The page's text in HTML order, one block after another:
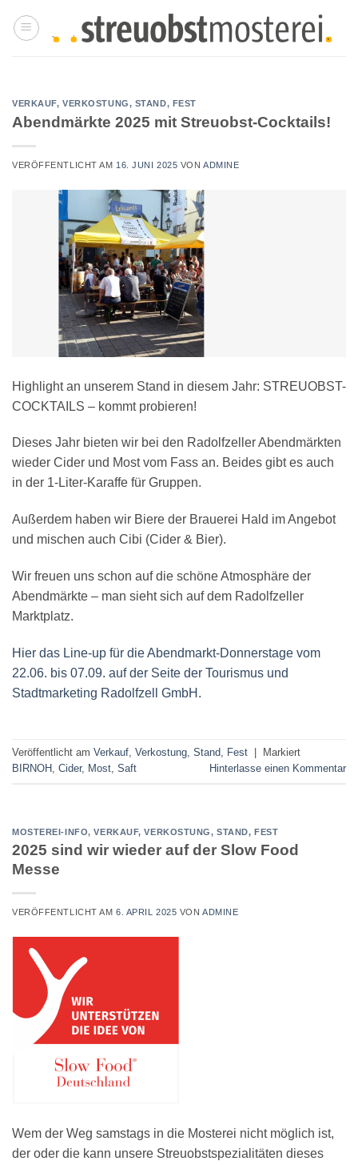
Inhalt
VERKAUF, VERKOSTUNG, STAND, FEST
Abendmärkte 2025 mit Streuobst-Cocktails!
VERÖFFENTLICHT AM 16. JUNI 2025 VONADMINE
Highlight an unserem Stand in diesem Jahr: STREUOBST-
COCKTAILS – kommt probieren!
Dieses Jahr bieten wir bei den Radolfzeller Abendmärkten
wieder Cider und Most vom Fass an. Beides gibt es auch
in der 1-Liter-Karaffe für Gruppen.
Außerdem haben wir Biere der Brauerei Hald im Angebot
und mischen auch Cibi (Cider & Bier).
Wir freuen uns schon auf die schöne Atmosphäre der
Abendmärkte – man sieht sich auf dem Radolfzeller
Marktplatz.
Hier das Line-up für die Abendmarkt-Donnerstage vom
22.06. bis 07.09. auf der Seite der Tourismus und
Stadtmarketing Radolfzell GmbH.
Veröffentlicht am Verkauf, Verkostung, Stand, Fest
Markiert
BIRNOH
Cider, Most Saft Hinterlasse einen Kommentar
MOSTEREI-INFO,VERKAUF, VERKOSTUNG, STAND, FEST
2025 sind wir wieder auf der Slow Food
Messe
VERÖFFENTLICHT AM6. APRIL 2025 VONADMINE
Wem der Weg samstags in die Mosterei nicht möglich ist,
der oder die kann unsere Streuobstspezialitäten dieses